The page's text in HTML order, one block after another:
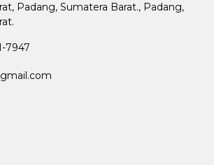
Padang, Sumatera Barat., Padang,
7947